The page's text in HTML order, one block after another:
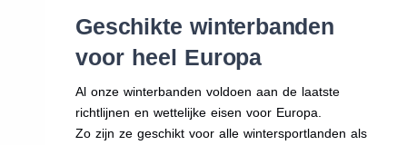
Geschikte winterbanden
voor heel Europa
Al onze winterbanden voldoen aan de laatste
richtlijnen en wettelijke eisen voor Europa.
Zo zijn ze geschikt voor alle wintersportlanden als